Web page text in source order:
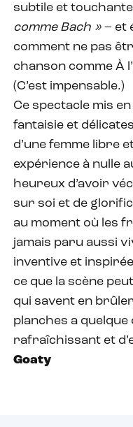
subtile et
comme Bach » – et
comment ne pas
chanson comme À
(C’est impensable.)
Ce spectacle mis
fantaisie et
d’une femme libre
expérience à nulle
heureux d’avoir
sur soi et de
au moment où les
jamais paru aussi
inventive et
ce que la scène
qui savent en
planches a
rafraîchissant et
Goaty